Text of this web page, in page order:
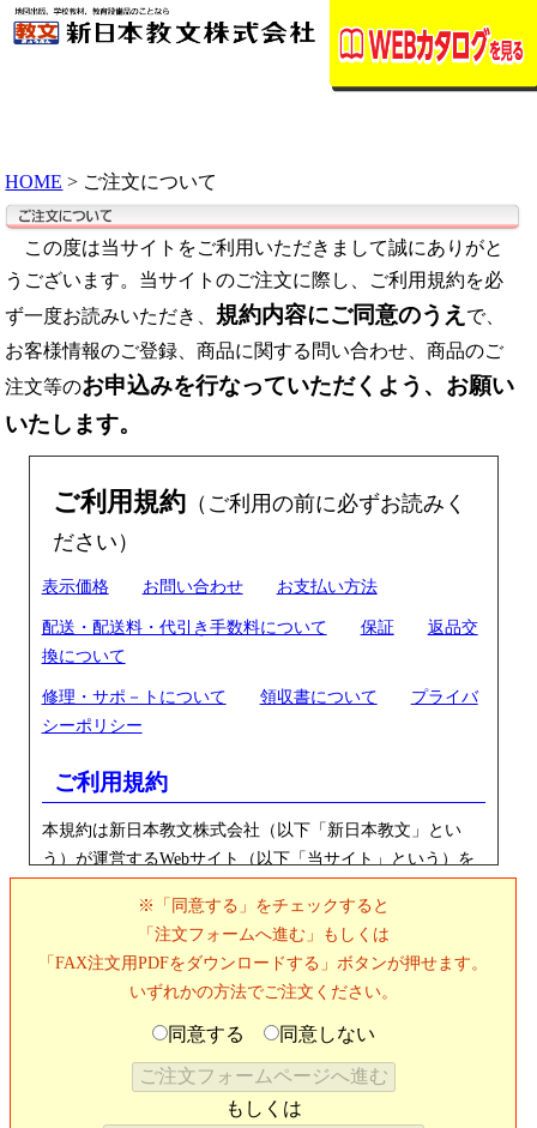
HOME > ご注文について
この度は当サイトをご利用いただきまして誠にありがと
うございます。当サイトのご注文に際し、ご利用規約を必
ず一度お読みいただき、 規約内容にご同意のうえ で、
お客様情報のご登録、商品に関する問い合わせ、商品のご
注文等のお申込みを行なっていただくよう、お願い
いたします。
ご利用規約 （ご利用の前に必ずお読みく
ださい）
表示価格 お問い合わせ お支払い方法
配送・配送料・代引き手数料について 保証
返品交
換について
修理・サポ－トについて 領収書について
プライバ
シーポリシー
ご利用規約
本規約は新日本教文株式会社（以下「新日本教文」とい
う）が運営するWebサイト（以下「当サイト」という）を
す。必ず本規約をご一読いただき、規約内容にご同意のう
えで、お客様情報のご登録、商品に関するお問い合わせ、
商品のご注文等のお申込み等を行なっていただくよう、お
願いいたします。
新日本教文は当サイトを新日本教文のご案内と商品販売、
各種商品の販売促進および情報収集の目的でお客様の個人
的使用のためにご提供致します。
※「同意する」をチェックすると
「注文フォームへ進む」もしくは
「FAX注文用PDFをダウンロードする」ボタンが押せます。
いずれかの方法でご注文ください。
同意する 同意しない
もしくは